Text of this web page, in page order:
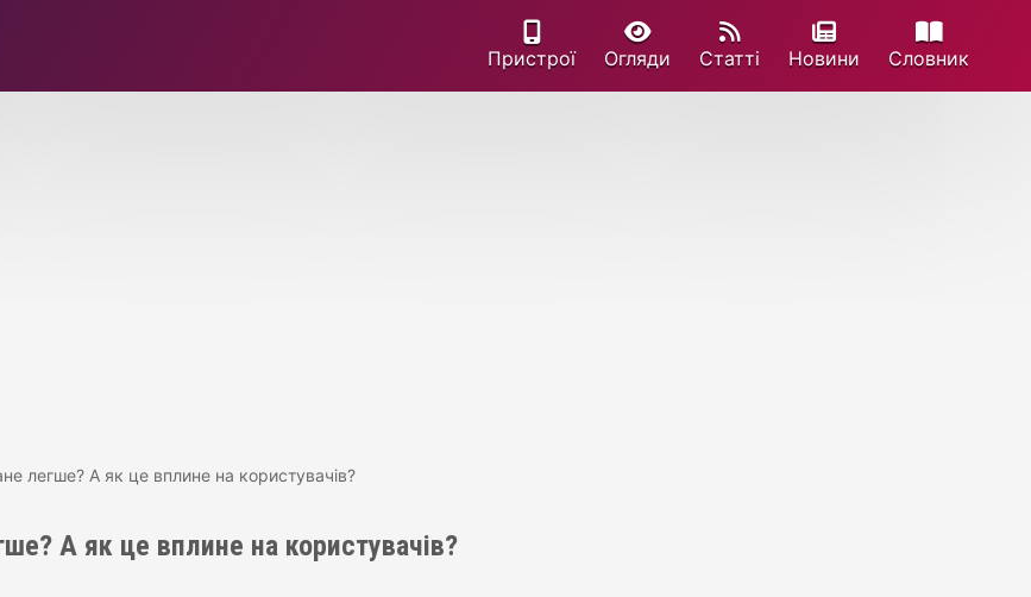
Пристрої Огляди Статті Новини Cловник
легше? А як це вплине на користувачів?
А як це вплине на користувачів?